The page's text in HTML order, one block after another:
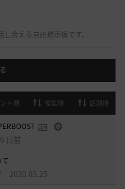
合える自由掲示板です。
ト順 推奨順 話題順
6 日前
2020.03.25